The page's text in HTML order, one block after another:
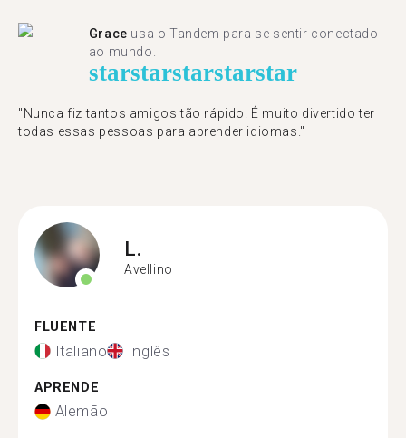
Grace usa o Tandem para se sentir conectado
ao mundo.
starstarstarstarstar
"Nunca fiz tantos amigos tão rápido. É muito divertido ter
todas essas pessoas para aprender idiomas."
L.
Avellino
FLUENTE
Italiano Inglês
APRENDE
Alemão